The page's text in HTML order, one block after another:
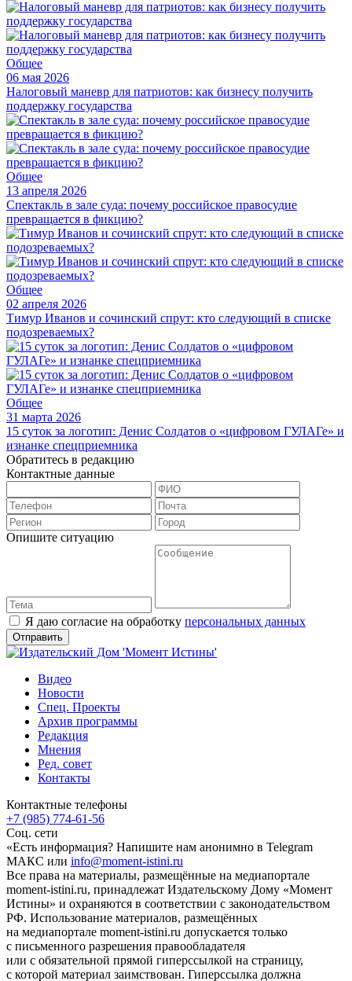
Общее
06 мая 2026
Налоговый маневр для патриотов: как бизнесу получить
поддержку государства
Общее
13 апреля 2026
Спектакль в зале суда: почему российское правосудие
превращается в фикцию?
Общее
02 апреля 2026
Тимур Иванов и сочинский спрут: кто следующий в списке
подозреваемых?
Общее
31 марта 2026
15 суток за логотип: Денис Солдатов о «цифровом ГУЛАГе» и
изнанке спецприемника
Обратитесь в редакцию
Контактные данные
Опишите ситуацию
Я даю согласие на обработку персональных данных
Видео
Новости
Спец. Проекты
Архив программы
Редакция
Мнения
Ред. совет
Контакты
Контактные телефоны
+7 (985) 774-61-56
Соц. сети
«Есть информация? Напишите нам анонимно в Telegram
МАКС или info@moment-istini.ru
Все права на материалы, размещённые на медиапортале
moment-istini.ru, принадлежат Издательскому Дому «Момент
Истины» и охраняются в соответствии с законодательством
РФ. Использование материалов, размещённых
на медиапортале moment-istini.ru допускается только
с письменного разрешения правообладателя
или с обязательной прямой гиперссылкой на страницу,
с которой материал заимствован. Гиперссылка должна